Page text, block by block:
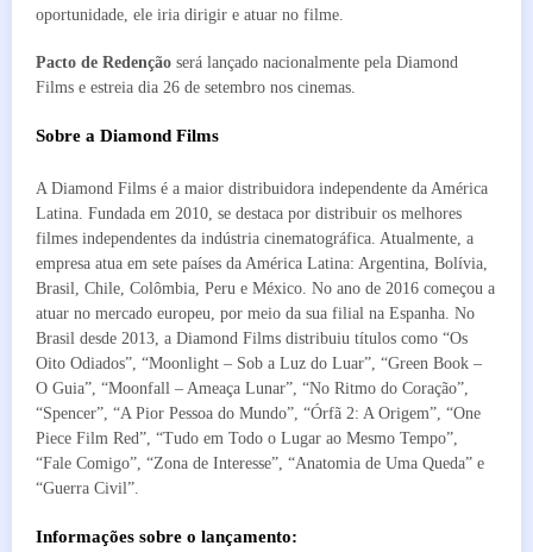
oportunidade, ele iria dirigir e atuar no filme.
Pacto de Redenção será lançado nacionalmente pela Diamond
Films e estreia dia 26 de setembro nos cinemas.
Sobre a Diamond Films
A Diamond Films é a maior distribuidora independente da América
Latina. Fundada em 2010, se destaca por distribuir os melhores
filmes independentes da indústria cinematográfica. Atualmente, a
empresa atua em sete países da América Latina: Argentina, Bolívia,
Brasil, Chile, Colômbia, Peru e México. No ano de 2016 começou a
atuar no mercado europeu, por meio da sua filial na Espanha. No
Brasil desde 2013, a Diamond Films distribuiu títulos como “Os
Oito Odiados”, “Moonlight – Sob a Luz do Luar”, “Green Book –
O Guia”, “Moonfall – Ameaça Lunar”, “No Ritmo do Coração”,
“Spencer”, “A Pior Pessoa do Mundo”, “Órfã 2: A Origem”, “One
Piece Film Red”, “Tudo em Todo o Lugar ao Mesmo Tempo”,
“Fale Comigo”, “Zona de Interesse”, “Anatomia de Uma Queda” e
“Guerra Civil”.
Informações sobre o lançamento: